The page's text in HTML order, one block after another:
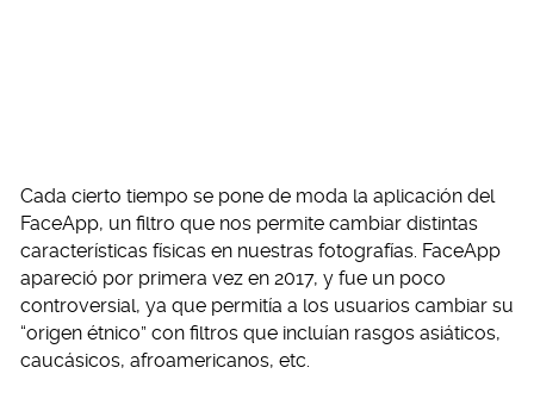
Cada cierto tiempo se pone de moda la aplicación del
FaceApp, un filtro que nos permite cambiar distintas
características físicas en nuestras fotografías. FaceApp
apareció por primera vez en 2017, y fue un poco
controversial, ya que permitía a los usuarios cambiar su
“origen étnico” con filtros que incluían rasgos asiáticos,
caucásicos, afroamericanos, etc.